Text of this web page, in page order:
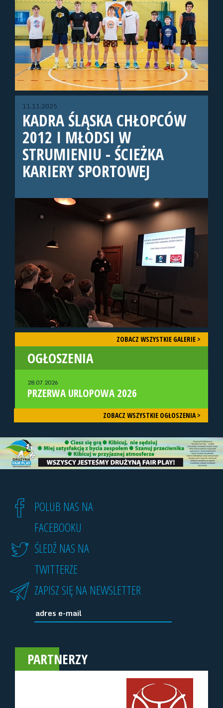
11.11.2025
KADRA ŚLĄSKA CHŁOPCÓW
2012 I MŁODSI W
STRUMIENIU - ŚCIEŻKA
KARIERY SPORTOWEJ
ZOBACZ WSZYSTKIE GALERIE >
OGŁOSZENIA
28.07.2026
PRZERWA URLOPOWA 2026
ZOBACZ WSZYSTKIE OGŁOSZENIA >
POLUB NAS NA
FACEBOOKU
ŚLEDŹ NAS NA
TWITTERZE
ZAPISZ SIĘ NA NEWSLETTER
PARTNERZY